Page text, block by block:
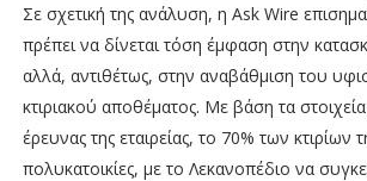
Σε σχετική της ανάλυση, η Ask Wire
πρέπει να δίνεται τόση έµφαση στην
αλλά, αντιθέτως, στην αναβάθµιση του
κτιριακού αποθέµατος. Με βάση τα
έρευνας της εταιρείας, το 70% των κτιρίων
πολυκατοικίες, µε το Λεκανοπέδιο να